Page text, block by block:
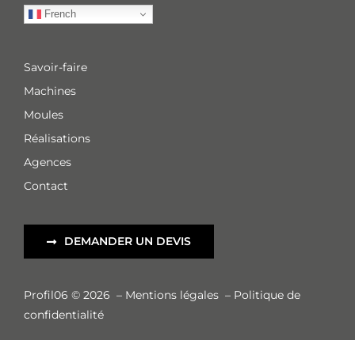
French
Savoir-faire
Machines
Moules
Réalisations
Agences
Contact
DEMANDER UN DEVIS
Profil06 © 2026 – Mentions légales – Politique de
confidentialité